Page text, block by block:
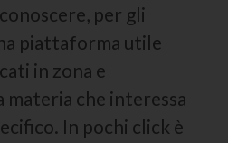
per gli
piattaforma utile
in zona e
materia che interessa
In pochi click è